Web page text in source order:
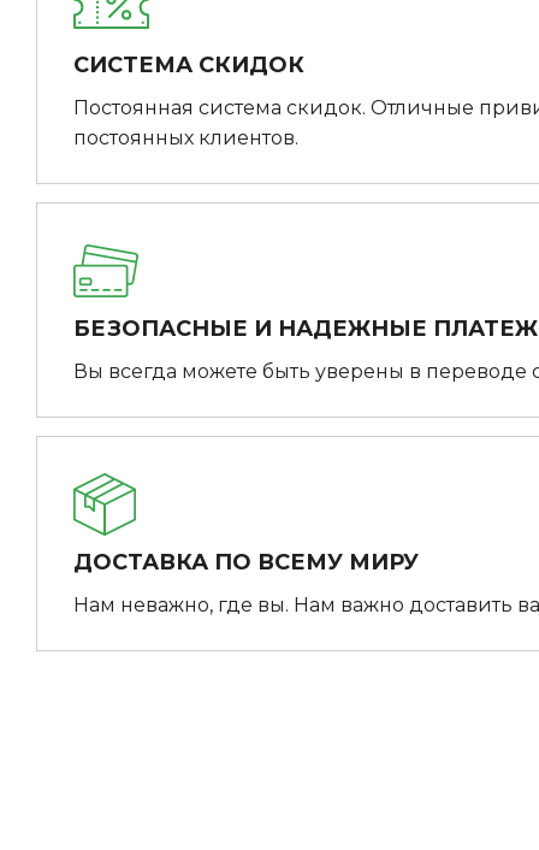
СИСТЕМА СКИДОК
Постоянная система скидок. Отличные
постоянных клиентов.
БЕЗОПАСНЫЕ И НАДЕЖНЫЕ
Вы всегда можете быть уверены в переводе
ДОСТАВКА ПО ВСЕМУ МИРУ
Нам неважно, где вы. Нам важно доставить